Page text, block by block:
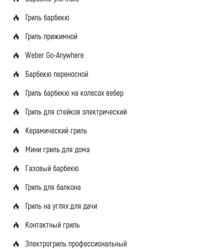
Гриль барбекю
Гриль прижимной
Weber Go-Anywhere
Барбекю переносной
Гриль барбекю на колесах вебер
Гриль для стейков электрический
Керамический гриль
Мини гриль для дома
Газовый барбекю
Гриль для балкона
Гриль на углях для дачи
Контактный гриль
Электрогриль профессиональный